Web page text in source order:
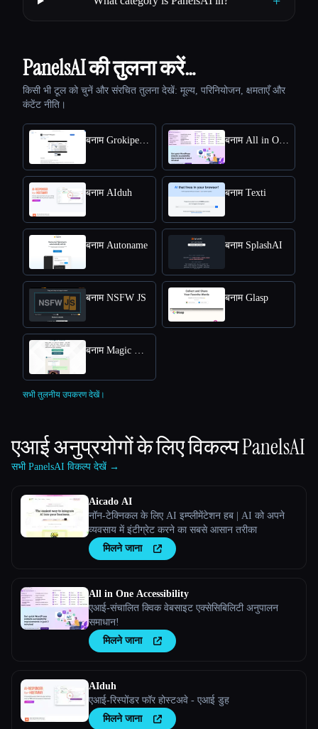
PanelsAI की तुलना करें…
किसी भी टूल को चुनें और संरचित तुलना देखें: मूल्य, परिनियोजन, क्षमताएँ और
कंटेंट नीति।
बनाम Grokipedia VS Wikipedia बनाम All in One Accessibility
बनाम AIduh बनाम Texti
बनाम Autoname बनाम SplashAI
बनाम NSFW JS बनाम Glasp
बनाम Magic Mate
सभी तुलनीय उपकरण देखें।
एआई अनुप्रयोगों के लिए विकल्पPanelsAI
सभी PanelsAI विकल्प देखें →
Aicado AI
नॉन-टेक्निकल के लिए AI इम्प्लीमेंटेशन हब | AI को अपने
व्यवसाय में इंटीग्रेट करने का सबसे आसान तरीका
मिलने जाना
All in One Accessibility
एआई-संचालित क्विक वेबसाइट एक्सेसिबिलिटी अनुपालन
समाधान!
मिलने जाना
AIduh
एआई-रिस्पोंडर फॉर होस्टअवे - एआई डुह
मिलने जाना